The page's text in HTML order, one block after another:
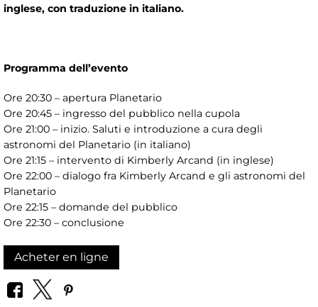
inglese, con traduzione in italiano.
Programma dell’evento
Ore 20:30 – apertura Planetario
Ore 20:45 – ingresso del pubblico nella cupola
Ore 21:00 – inizio. Saluti e introduzione a cura degli
astronomi del Planetario (in italiano)
Ore 21:15 – intervento di Kimberly Arcand (in inglese)
Ore 22:00 – dialogo fra Kimberly Arcand e gli astronomi del
Planetario
Ore 22:15 – domande del pubblico
Ore 22:30 – conclusione
Acheter en ligne